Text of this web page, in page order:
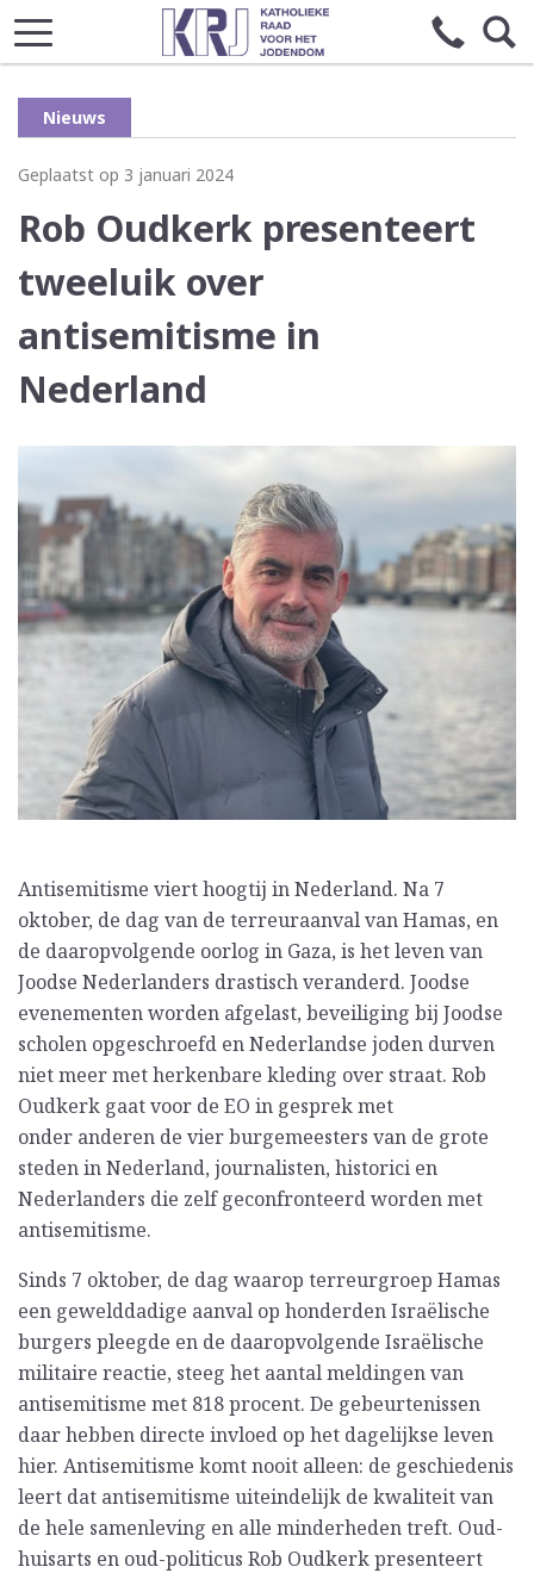
Nieuws
Geplaatst op 3 januari 2024
Rob Oudkerk presenteert
tweeluik over
antisemitisme in
Nederland
Antisemitisme viert hoogtij in Nederland. Na 7
oktober, de dag van de terreuraanval van Hamas, en
de daaropvolgende oorlog in Gaza, is het leven van
Joodse Nederlanders drastisch veranderd. Joodse
evenementen worden afgelast, beveiliging bij Joodse
scholen opgeschroefd en Nederlandse joden durven
niet meer met herkenbare kleding over straat. Rob
Oudkerk gaat voor de EO in gesprek met
onder anderen de vier burgemeesters van de grote
steden in Nederland, journalisten, historici en
Nederlanders die zelf geconfronteerd worden met
antisemitisme.
Sinds 7 oktober, de dag waarop terreurgroep Hamas
een gewelddadige aanval op honderden Israëlische
burgers pleegde en de daaropvolgende Israëlische
militaire reactie, steeg het aantal meldingen van
antisemitisme met 818 procent. De gebeurtenissen
daar hebben directe invloed op het dagelijkse leven
hier. Antisemitisme komt nooit alleen: de geschiedenis
leert dat antisemitisme uiteindelijk de kwaliteit van
de hele samenleving en alle minderheden treft. Oud-
huisarts en oud-politicus Rob Oudkerk presenteert